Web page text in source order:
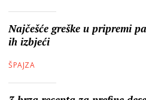
Najčešće greške u pripremi
ih izbjeći
ŠPAJZA